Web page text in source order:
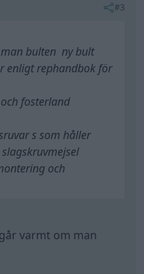
#3
bulten ny bult
enligt rephandbok för
fosterland
s som håller
och
varmt om man